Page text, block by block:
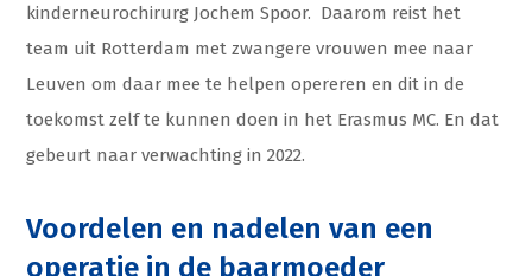
kinderneurochirurg Jochem Spoor. Daarom reist het
team uit Rotterdam met zwangere vrouwen mee naar
Leuven om daar mee te helpen opereren en dit in de
toekomst zelf te kunnen doen in het Erasmus MC. En dat
gebeurt naar verwachting in 2022.
Voordelen en nadelen van een
operatie in de baarmoeder